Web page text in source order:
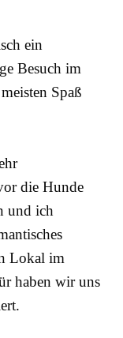
ein
Besuch im
Spaß
die Hunde
und ich
Lokal im
haben wir uns